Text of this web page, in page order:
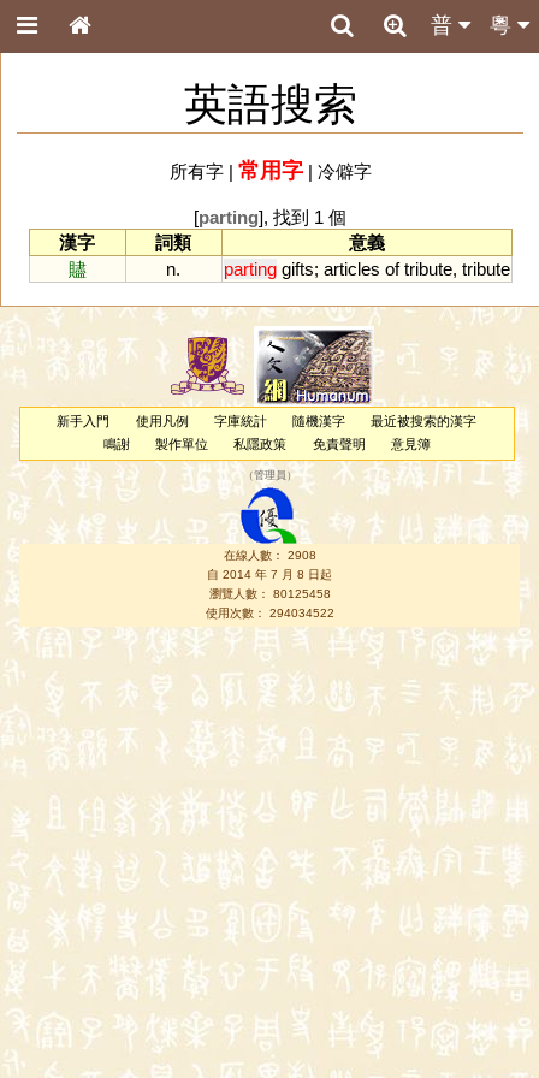
粵
普
英語搜索
所有字| 常用字| 冷僻字
[parting], 找到 1 個
漢字
詞類
意義
贐
n. parting gifts; articles of tribute, tribute
新手入門 使用凡例 字庫統計 隨機漢字
最近被搜索的漢字
鳴謝
製作單位 私隱政策 免責聲明 意見簿
（管理員 ）
在線人數： 2908
自 2014 年 7 月 8 日起
瀏覽人數： 80125458
使用次數： 294034522